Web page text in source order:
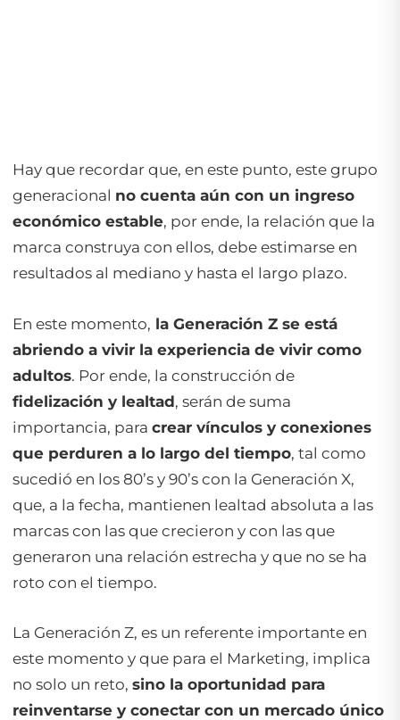
Hay que recordar que, en este punto, este grupo
generacional no cuenta aún con un ingreso
económico estable, por ende, la relación que la
marca construya con ellos, debe estimarse en
resultados al mediano y hasta el largo plazo.
En este momento, la Generación Z se está
abriendo a vivir la experiencia de vivir como
adultos. Por ende, la construcción de
fidelización y lealtad, serán de suma
importancia, para crear vínculos y conexiones
que perduren a lo largo del tiempo, tal como
sucedió en los 80’s y 90’s con la Generación X,
que, a la fecha, mantienen lealtad absoluta a las
marcas con las que crecieron y con las que
generaron una relación estrecha y que no se ha
roto con el tiempo.
La Generación Z, es un referente importante en
este momento y que para el Marketing, implica
no solo un reto, sino la oportunidad para
reinventarse y conectar con un mercado único